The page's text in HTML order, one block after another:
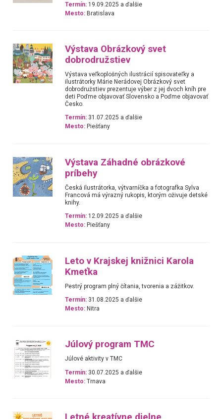
Termín: 19.09.2025 a ďalšie
Mesto: Bratislava
Výstava Obrázkový svet
dobrodružstiev
Výstava veľkoplošných ilustrácií spisovateľky a
ilustrátorky Márie Nerádovej Obrázkový svet
dobrodružstiev prezentuje výber z jej dvoch kníh pre
deti Poďme objavovať Slovensko a Poďme objavovať
Česko.
Termín: 31.07.2025 a ďalšie
Mesto: Piešťany
Výstava Záhadné obrázkové
príbehy
Česká ilustrátorka, výtvarníčka a fotografka Sylva
Francová má výrazný rukopis, ktorým oživuje detské
knihy.
Termín: 12.09.2025 a ďalšie
Mesto: Piešťany
Leto v Krajskej knižnici Karola
Kmeťka
Pestrý program plný čítania, tvorenia a zážitkov.
Termín: 31.08.2025 a ďalšie
Mesto: Nitra
Júlový program TMC
Júlové aktivity v TMC
Termín: 30.07.2025 a ďalšie
Mesto: Trnava